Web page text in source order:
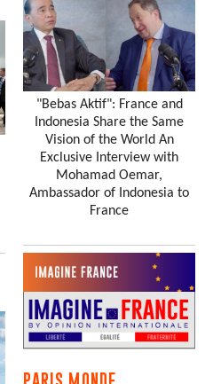
"Bebas Aktif": France and
Indonesia Share the Same
Vision of the World An
Exclusive Interview with
Mohamad Oemar,
Ambassador of Indonesia to
France